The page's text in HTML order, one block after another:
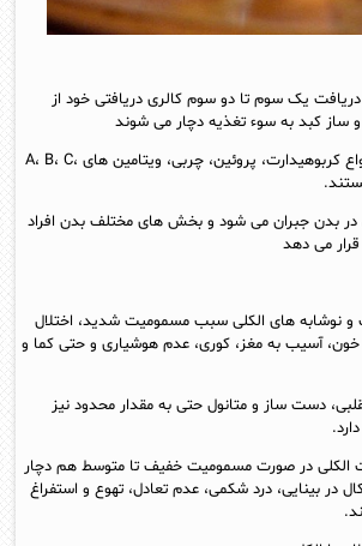
دریافت یک سوم تا دو سوم کالری دریافتی خود از
ساز کبد به سوء تغذیه دچار می شوند
. این افراد دچار کمبود انواع کربوهیدارت، پروئین، چربی، ویتامین های A، B، C،
در بدن جبران می شود و بخش های مختلف بدن افراد
می دهد
نوشابه های الکلی سبب مسمومیت شدید، اختلال
خون، آسیب به مغز، کوری، عدم هوشیاری و حتی کما و
دست ساز و متانول حتی به مقدار محدود نیز
الکلی در صورت مسمومیت خفیف تا متوسط هم دچار
در بینایی، درد شکمی، عدم تعادل، تهوع و استفراغ